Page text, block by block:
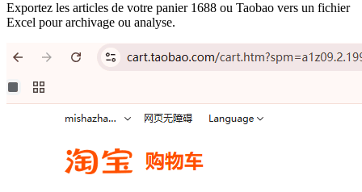
Exportez les articles de votre panier 1688 ou Taobao vers un fichier
Excel pour archivage ou analyse.